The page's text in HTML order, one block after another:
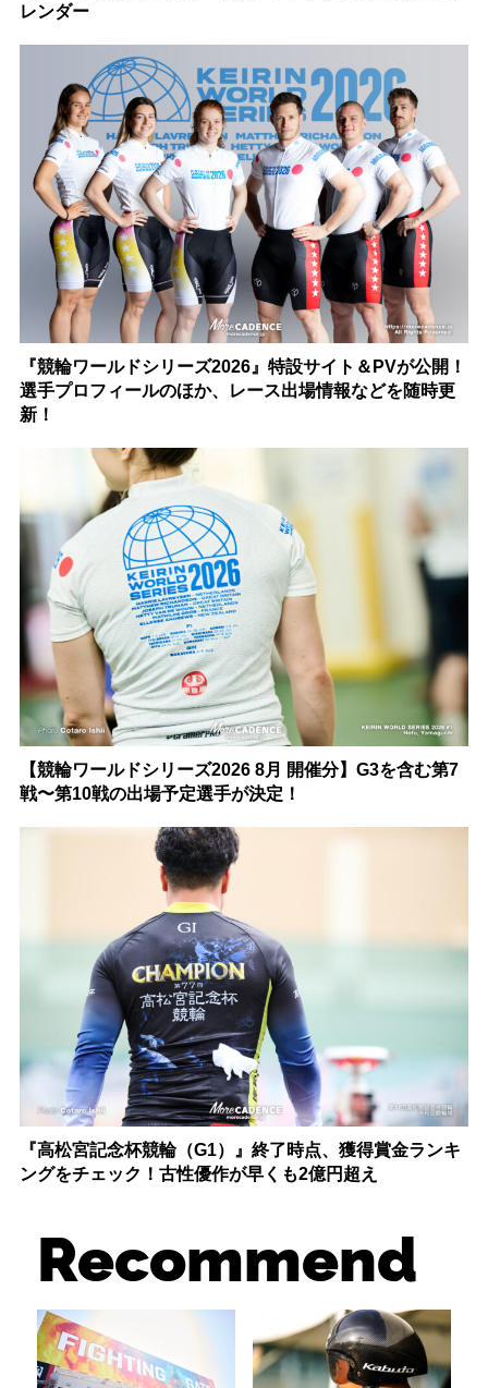
レンダー
『競輪ワールドシリーズ2026』特設サイト＆PVが公開！
選手プロフィールのほか、レース出場情報などを随時更
新！
【競輪ワールドシリーズ2026 8月 開催分】G3を含む第7
戦〜第10戦の出場予定選手が決定！
『高松宮記念杯競輪（G1）』終了時点、獲得賞金ランキ
ングをチェック！古性優作が早くも2億円超え
Recommend